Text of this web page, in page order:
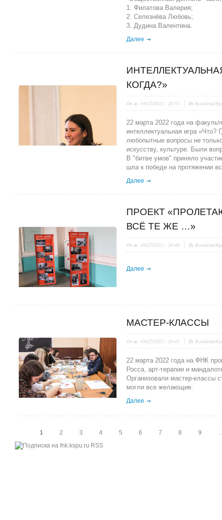
1. Филатова Валерия;
2. Селезнёва Любовь;
3. Дудина Валентина.
Далее
КОГДА?»
On вс, 03/27/2022 - 20:52 By
22 марта 2022 года на
интеллектуальная игра «Что?
любопытные вопросы не
искусству, культуре. Были
В "битве умов" приняло
шла к победе на протяжении
Далее
ПРОЕКТ
ВСЁ ТЕ ЖЕ …»
On вс, 03/27/2022 - 20:48 By
Далее
МАСТЕР-КЛАССЫ
On вс, 03/27/2022 - 20:45 By
22 марта 2022 года на ФНК
Росса, арт-терапии и
Организовали мастер-классы
могли все желающие.
Далее
Страницы
1 2 3 4 5 6 7 8 9